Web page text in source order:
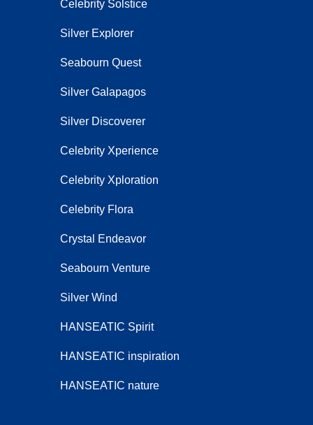
Celebrity Solstice
Silver Explorer
Seabourn Quest
Silver Galapagos
Silver Discoverer
Celebrity Xperience
Celebrity Xploration
Celebrity Flora
Crystal Endeavor
Seabourn Venture
Silver Wind
HANSEATIC Spirit
HANSEATIC inspiration
HANSEATIC nature